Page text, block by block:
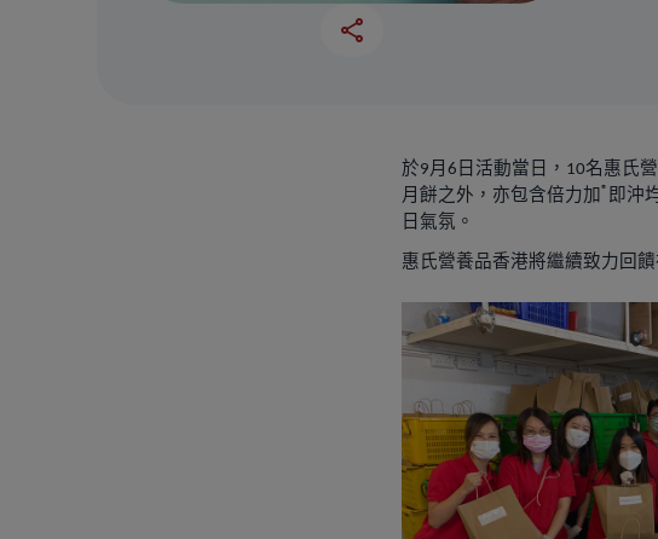
於9 月 6 日活動當日， 10名惠氏
月餅之外，亦包含倍力加® 即沖
日氣氛。
惠氏營養品香港將繼續致力回